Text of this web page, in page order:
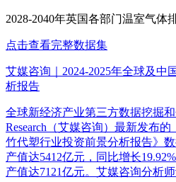
2028-2040年英国各部门温室气体
点击查看完整数据集
艾媒咨询｜2024-2025年全球及中
析报告
全球新经济产业第三方数据挖掘
Research（艾媒咨询）最新发布的
竹代塑行业投资前景分析报告》
产值达5412亿元，同比增长
产值达7121亿元。艾媒咨询分析